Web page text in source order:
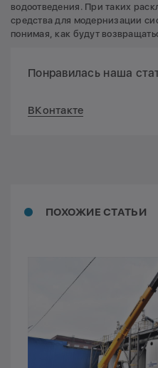
водоотведения. При таких
средства для модернизации
понимая, как будут
Понравилась наша
ВКонтакте
ПОХОЖИЕ СТАТЬИ